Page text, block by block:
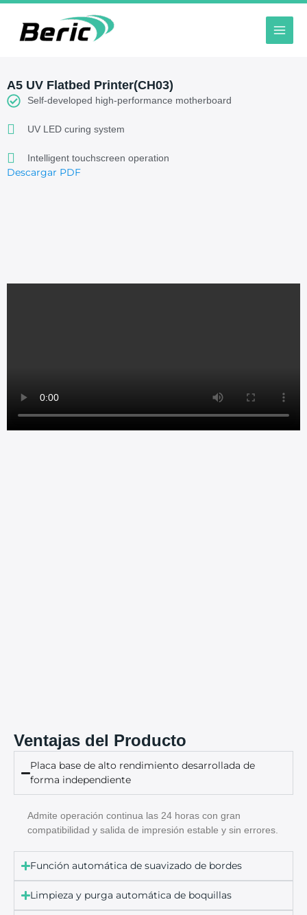
Ir
contenido
A5 UV Flatbed Printer(CH03)
Self-developed high-performance motherboard
UV LED curing system
Intelligent touchscreen operation
Descargar PDF
Ventajas del Producto
Placa base de alto rendimiento desarrollada de
forma independiente
Admite operación continua las 24 horas con gran
compatibilidad y salida de impresión estable y sin errores.
Función automática de suavizado de bordes
Limpieza y purga automática de boquillas